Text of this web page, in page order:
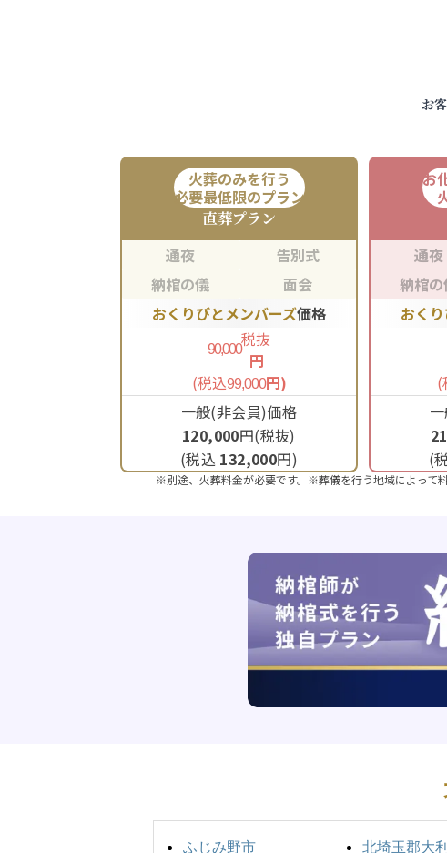
お
火葬のみを行う
必要最低限のプラン
直葬プラン
通夜
告別式
納棺の儀
面会
おくりびとメンバーズ価格
90,000税抜
円
(税込99,000円)
一般(非会員)価格
120,000円(税抜)
(税込 132,000円)
お
通夜
納棺
おく
(
(
※別途、火葬料金が必要です。※葬儀を行う地域によって
ふじみ野市
北埼玉郡大